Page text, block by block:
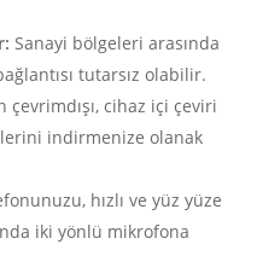
Sanayi bölgeleri arasında
tutarsız olabilir.
çevrimdışı, cihaz içi çeviri
indirmenize olanak
hızlı ve yüz yüze
iki yönlü mikrofona